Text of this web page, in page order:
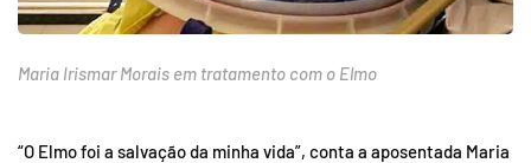
Maria Irismar Morais em tratamento com o Elmo
“O Elmo foi a salvação da minha vida”, conta a aposentada Maria